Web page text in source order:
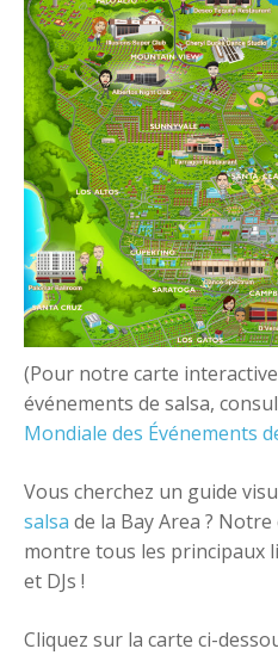
TuneTempo
+ Ajouter un événement
(Pour notre carte
événements de salsa,
Mondiale des Événements
Vous cherchez un guide
salsa de la Bay Area ?
montre tous les principaux
et DJs !
Cliquez sur la carte ci-